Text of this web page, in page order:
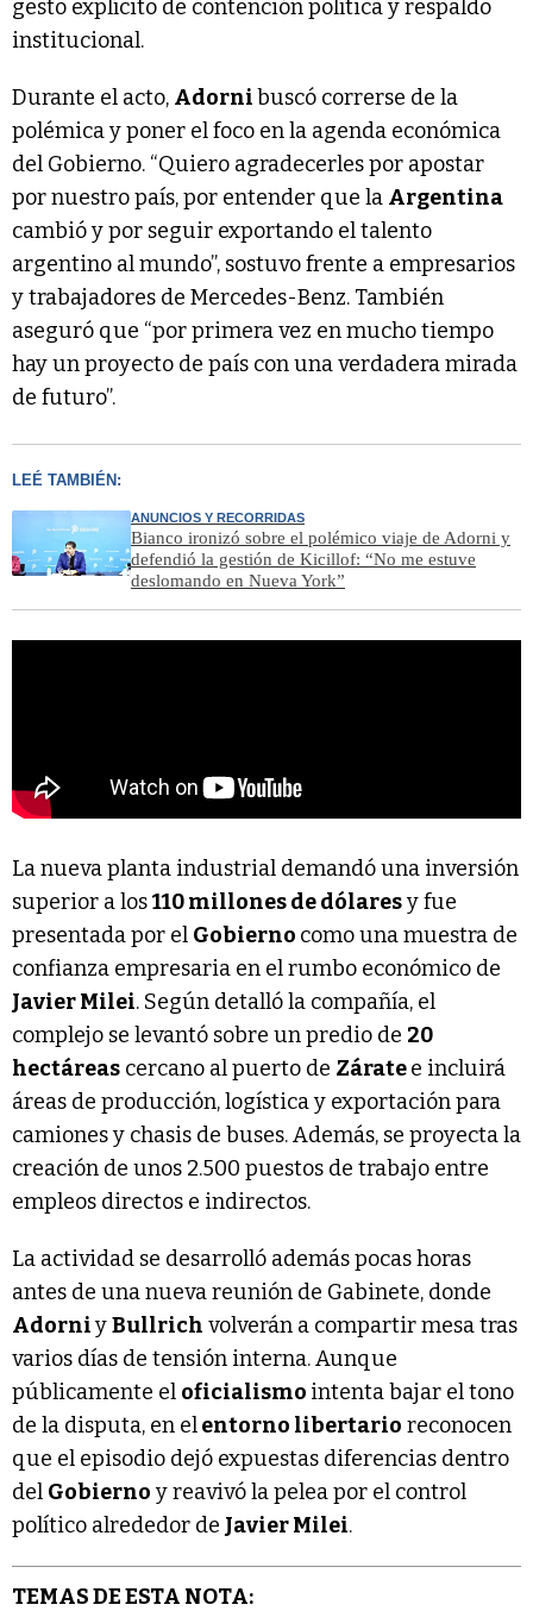
gesto explícito de contención política y respaldo
institucional.
Durante el acto, Adornibuscó correrse de la
polémica y poner el foco en la agenda económica
del Gobierno. “Quiero agradecerles por apostar
por nuestro país, por entender que la Argentina
cambió y por seguir exportando el talento
argentino al mundo”, sostuvo frente a empresarios
y trabajadores de Mercedes-Benz. También
aseguró que “por primera vez en mucho tiempo
hay un proyecto de país con una verdadera mirada
de futuro”.
LEÉ TAMBIÉN:
ANUNCIOS Y RECORRIDAS
Bianco ironizó sobre el polémico viaje de Adorni y
defendió la gestión de Kicillof: “No me estuve
deslomando en Nueva York”
La nueva planta industrial demandó una inversión
superior a los110 millones de dólaresy fue
presentada por el Gobierno como una muestra de
confianza empresaria en el rumbo económico de
Javier Milei. Según detalló la compañía, el
complejo se levantó sobre un predio de 20
hectáreas cercano al puerto de Záratee incluirá
áreas de producción, logística y exportación para
camiones y chasis de buses. Además, se proyecta la
creación de unos 2.500 puestos de trabajo entre
empleos directos e indirectos.
La actividad se desarrolló además pocas horas
antes de una nueva reunión de Gabinete, donde
AdorniyBullrich volverán a compartir mesa tras
varios días de tensión interna. Aunque
públicamente el oficialismo intenta bajar el tono
de la disputa, en elentorno libertario reconocen
que el episodio dejó expuestas diferencias dentro
del Gobierno y reavivó la pelea por el control
político alrededor de Javier Milei.
TEMAS DE ESTA NOTA: